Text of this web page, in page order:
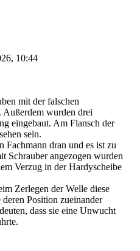
10:44
mit der falschen
Außerdem wurden drei
eingebaut. Am Flansch der
sein.
Fachmann dran und es ist zu
Schrauber angezogen wurden
Verzug in der Hardyscheibe
Zerlegen der Welle diese
Position zueinander
dass sie eine Unwucht